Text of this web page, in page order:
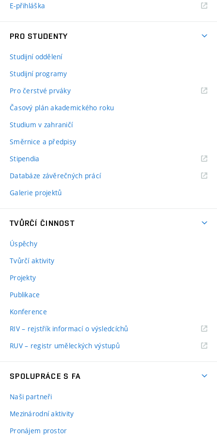
E-přihláška
PRO STUDENTY
Studijní oddělení
Studijní programy
Pro čerstvé prváky
Časový plán akademického roku
Studium v zahraničí
Směrnice a předpisy
Stipendia
Databáze závěrečných prácí
Galerie projektů
TVŮRČÍ ČINNOST
Úspěchy
Tvůrčí aktivity
Projekty
Publikace
Konference
RIV – rejstřík informací o výsledcíchů
RUV – registr uměleckých výstupů
SPOLUPRÁCE S FA
Naši partneři
Mezinárodní aktivity
Pronájem prostor